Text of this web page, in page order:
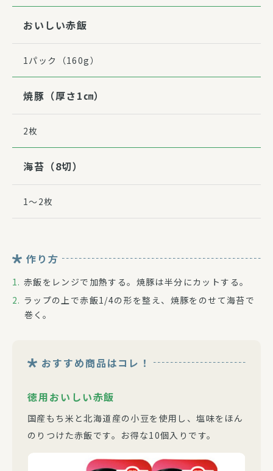
おいしい赤飯
1パック（160g）
焼豚（厚さ1㎝）
2枚
海苔（8切）
1～2枚
作り方
赤飯をレンジで加熱する。焼豚は半分にカットする。
ラップの上で赤飯1/4の形を整え、焼豚をのせて海苔で
巻く。
おすすめ商品はコレ！
徳用おいしい赤飯
国産もち米と北海道産の小豆を使用し、塩味をほん
のりつけた赤飯です。お得な10個入りです。